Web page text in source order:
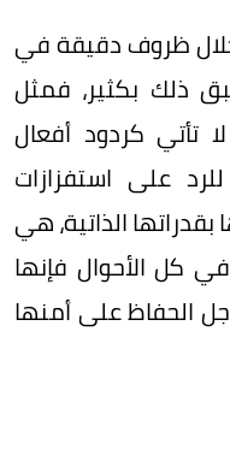
خلال ظروف دقيقة في
ذلك بكثير، فمثل
لا تأتي كردود أفعال
على استفزازات
الذاتية، هي
كل الأحوال فإنها
الحفاظ على أمنها